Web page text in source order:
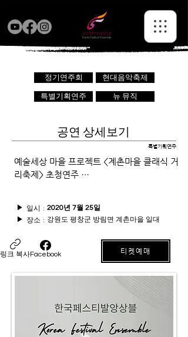
정기연주회 현대음악축제
특별기획연주 뉴 뮤직
공연 상세보기
특별기획연주
예술세상 마을 프로젝트 <계촌마을 클래식 거
리축제> 초청연주 …
2020년 7월 25일
일시 :
▶
▶
장소 : 강원도 평창군 방림면 계촌마을 일대
링크 복사Facebook 티켓예매